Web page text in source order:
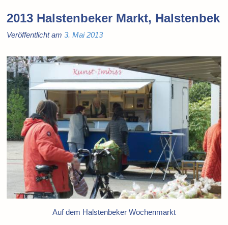
2013 Halstenbeker Markt, Halstenbek
Veröffentlicht am3. Mai 2013
Auf dem Halstenbeker Wochenmarkt